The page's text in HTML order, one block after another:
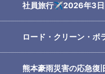
社員旅行✈2026年3日
ロード・クリーン・ボ
熊本豪雨災害の応急復